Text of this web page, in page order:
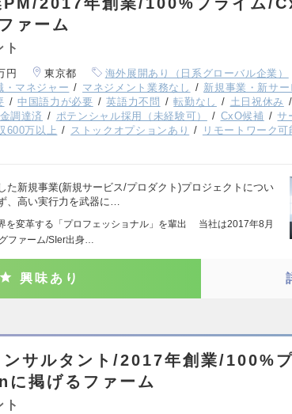
ァーム
ト
円 東京都 海外展開あり（日系グローバル企業）
・マネジャー マネジメント業務なし 新規事業・新サー
中国語力が必要 英語力不問 転勤なし 土日祝休み
調達済 ポテンシャル採用（未経験可） CxO候補 サ
600万以上 ストックオプションあり リモートワーク可
た新規事業(新規サービス/プロダクト)プロジェクトについ
、高い実行力を武器に…
を変革する「プロフェッショナル」を輩出 当社は2017年8月
ファーム/SIer出身…
興味あり
ンサルタント/2017年創業/100%
掲げるファーム
ト